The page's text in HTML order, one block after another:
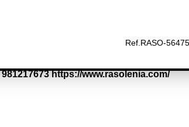
Ref.RASO-
981217673 https://www.rasolenia.com/